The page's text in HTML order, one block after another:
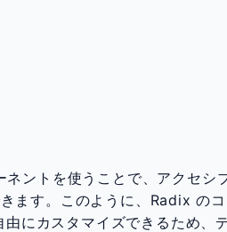
ントを使うことで、アクセシ
ます。このように、Radix の
にカスタマイズできるため、